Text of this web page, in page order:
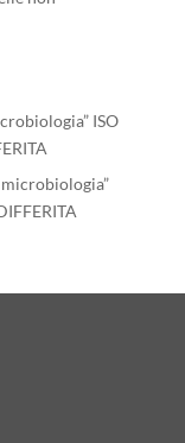
ISO